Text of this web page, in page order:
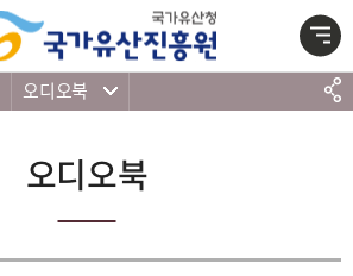
본문 바로가기
주메뉴 바로가기
하단 바로가기
오디오북
오디오북